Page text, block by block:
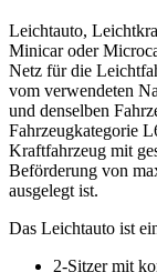
Leichtauto,
Minicar oder
Netz für die
vom verwendeten
und denselben
Fahrzeugkategorie
Kraftfahrzeug mit
Beförderung von
ausgelegt ist.
Das Leichtauto ist
2-Sitzer mit